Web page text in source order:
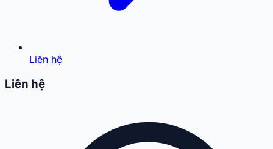
Liên hệ
Liên hệ